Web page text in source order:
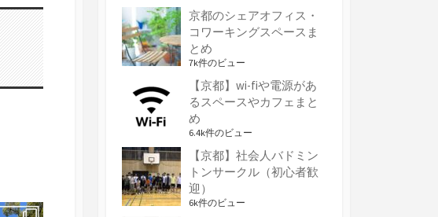
京都のシェアオフィス・
コワーキングスペースま
とめ
7k件のビュー
【京都】wi-fiや電源があ
るスペースやカフェまと
め
6.4k件のビュー
【京都】社会人バドミン
トンサークル（初心者歓
迎）
6k件のビュー